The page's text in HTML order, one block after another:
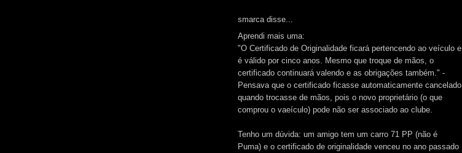
smarca disse...
Aprendi mais uma:
"O Certificado de Originalidade ficará pertencendo ao veículo e
é válido por cinco anos. Mesmo que troque de mãos, o
certificado continuará valendo e as obrigações também." -
Pensava que o certificado ficasse automaticamente cancelado
quando trocasse de mãos, pois o novo proprietário (o que
comprou o vaeículo) pode não ser associado ao clube.
Tenho um dúvida: um amigo tem um carro 71 PP (não é
Puma) e o certificado de originalidade venceu no ano passado